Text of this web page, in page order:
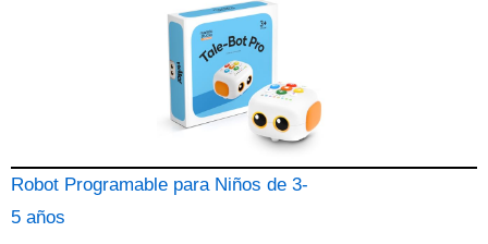
Robot Programable para Niños de 3-
5 años